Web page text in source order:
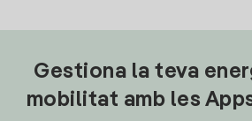
Gestiona la teva
mobilitat amb les